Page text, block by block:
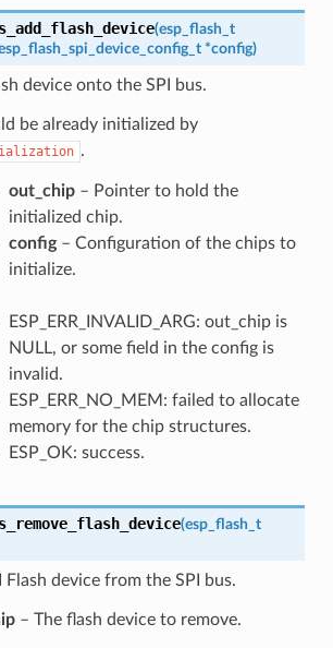
(esp_flash_t
*config)
device onto the SPI bus.
be already initialized by
.
out_chip– Pointer to hold the
initialized chip.
config– Configuration of the chips to
initialize.
ESP_ERR_INVALID_ARG: out_chip is
NULL, or some field in the config is
invalid.
ESP_ERR_NO_MEM: failed to allocate
memory for the chip structures.
ESP_OK: success.
(esp_flash_t
Flash device from the SPI bus.
– The flash device to remove.